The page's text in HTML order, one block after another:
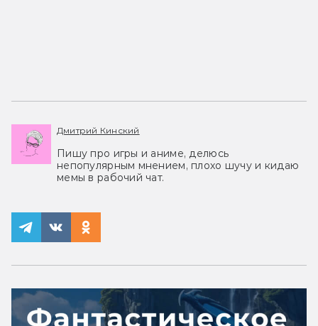
Дмитрий Кинский
Пишу про игры и аниме, делюсь
непопулярным мнением, плохо шучу и кидаю
мемы в рабочий чат.